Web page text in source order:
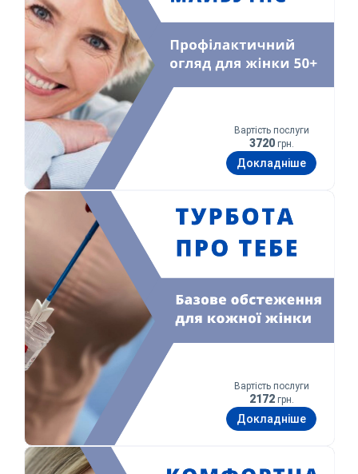
Вартість послуги
3720 грн.
Докладніше
Вартість послуги
2172 грн.
Докладніше